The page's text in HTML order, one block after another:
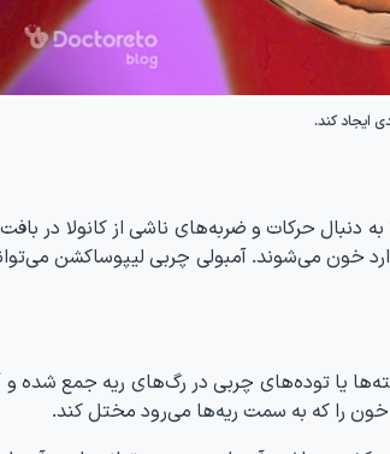
ایجاد کند.
دنبال حرکات و ضربه‌های ناشی از کانولا در
خون می‌شوند. آمبولی چربی لیپوساکشن
یا توده‌های چربی در رگ‌های ریه جمع شده و
را که به سمت ریه‌ها می‌رود مختل کند.